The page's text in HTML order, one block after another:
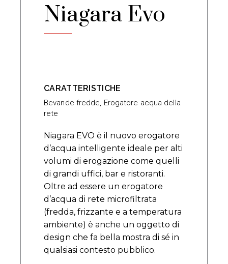
Niagara Evo
CARATTERISTICHE
Bevande fredde, Erogatore acqua della
rete
Niagara EVO è il nuovo erogatore
d’acqua intelligente ideale per alti
volumi di erogazione come quelli
di grandi uffici, bar e ristoranti.
Oltre ad essere un erogatore
d’acqua di rete microfiltrata
(fredda, frizzante e a temperatura
ambiente) è anche un oggetto di
design che fa bella mostra di sé in
qualsiasi contesto pubblico.